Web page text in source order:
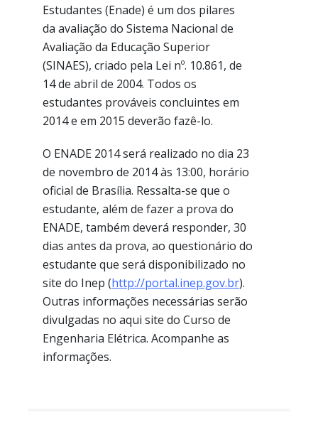
Estudantes (Enade) é um dos pilares
da avaliação do Sistema Nacional de
Avaliação da Educação Superior
(SINAES), criado pela Lei nº. 10.861, de
14 de abril de 2004. Todos os
estudantes prováveis concluintes em
2014 e em 2015 deverão fazê-lo.
O ENADE 2014 será realizado no dia 23
de novembro de 2014 às 13:00, horário
oficial de Brasília. Ressalta-se que o
estudante, além de fazer a prova do
ENADE, também deverá responder, 30
dias antes da prova, ao questionário do
estudante que será disponibilizado no
site do Inep (http://portal.inep.gov.br).
Outras informações necessárias serão
divulgadas no aqui site do Curso de
Engenharia Elétrica. Acompanhe as
informações.